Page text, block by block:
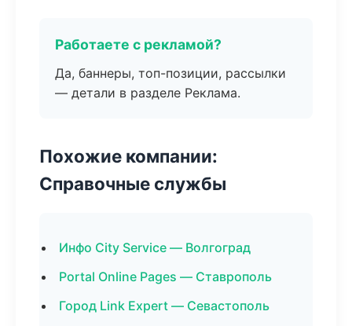
Работаете с рекламой?
Да, баннеры, топ-позиции, рассылки
— детали в разделе Реклама.
Похожие компании:
Справочные службы
Инфо City Service — Волгоград
Portal Online Pages — Ставрополь
Город Link Expert — Севастополь